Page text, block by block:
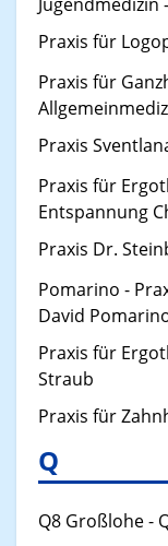
Praxis für
Praxis für
Praxis
Praxis für
Entspannung
Praxis Dr.
Pomarino -
David
Praxis für
Straub
Praxis für
Q
Q8 Großlohe -